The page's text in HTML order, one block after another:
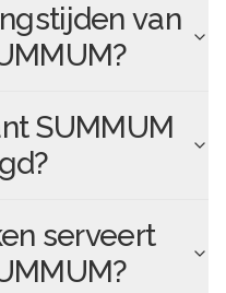
van
?
SUMMUM
serveert
?